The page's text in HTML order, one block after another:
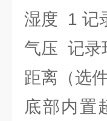
湿度 1 记
气压 记录
距离（选件
底部内置